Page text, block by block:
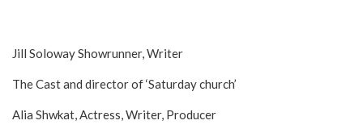
Jill Soloway Showrunner, Writer
The Cast and director of ‘Saturday church’
Alia Shwkat, Actress, Writer, Producer